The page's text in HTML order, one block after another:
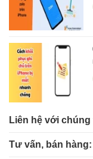
Liên hệ với chúng
Tư vấn, bán hàng: